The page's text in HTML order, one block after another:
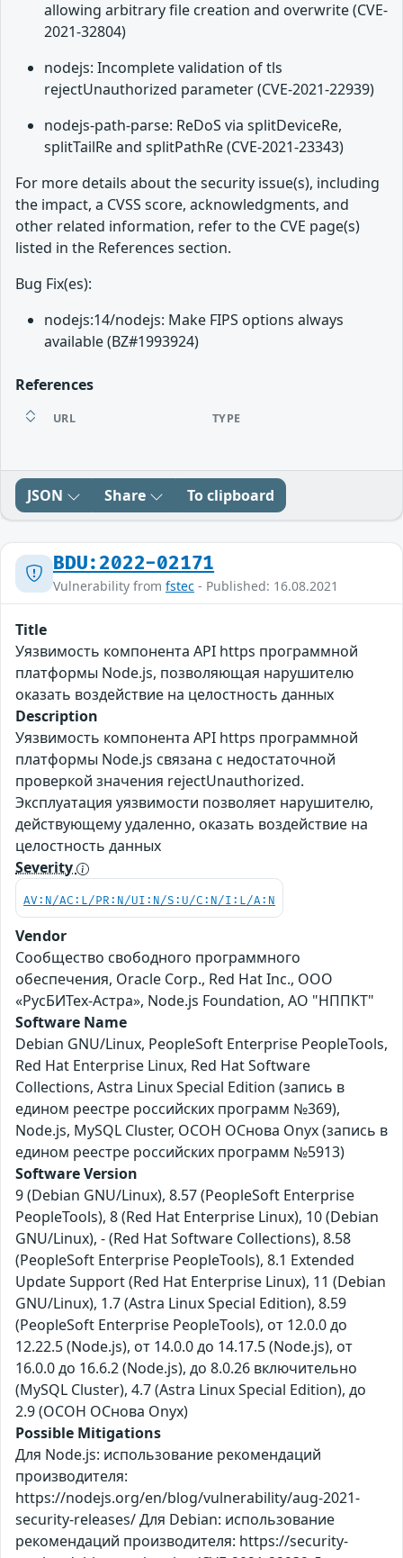
allowing arbitrary file creation and overwrite (CVE-
2021-32804)
nodejs: Incomplete validation of tls
rejectUnauthorized parameter (CVE-2021-22939)
nodejs-path-parse: ReDoS via splitDeviceRe,
splitTailRe and splitPathRe (CVE-2021-23343)
For more details about the security issue(s), including
the impact, a CVSS score, acknowledgments, and
other related information, refer to the CVE page(s)
listed in the References section.
Bug Fix(es):
nodejs:14/nodejs: Make FIPS options always
available (BZ#1993924)
References
URL TYPE
JSON Share To clipboard
BDU:2022-02171
Vulnerability from fstec - Published: 16.08.2021
Title
Уязвимость компонента API https программной
платформы Node.js, позволяющая нарушителю
оказать воздействие на целостность данных
Description
Уязвимость компонента API https программной
платформы Node.js связана с недостаточной
проверкой значения rejectUnauthorized.
Эксплуатация уязвимости позволяет нарушителю,
действующему удаленно, оказать воздействие на
целостность данных
Severity
AV:N/AC:L/PR:N/UI:N/S:U/C:N/I:L/A:N
Vendor
Сообщество свободного программного
обеспечения, Oracle Corp., Red Hat Inc., ООО
«РусБИТех-Астра», Node.js Foundation, АО "НППКТ"
Software Name
Debian GNU/Linux, PeopleSoft Enterprise PeopleTools,
Red Hat Enterprise Linux, Red Hat Software
Collections, Astra Linux Special Edition (запись в
едином реестре российских программ №369),
Node.js, MySQL Cluster, ОСОН ОСнова Оnyx (запись в
едином реестре российских программ №5913)
Software Version
9 (Debian GNU/Linux), 8.57 (PeopleSoft Enterprise
PeopleTools), 8 (Red Hat Enterprise Linux), 10 (Debian
GNU/Linux), - (Red Hat Software Collections), 8.58
(PeopleSoft Enterprise PeopleTools), 8.1 Extended
Update Support (Red Hat Enterprise Linux), 11 (Debian
GNU/Linux), 1.7 (Astra Linux Special Edition), 8.59
(PeopleSoft Enterprise PeopleTools), от 12.0.0 до
12.22.5 (Node.js), от 14.0.0 до 14.17.5 (Node.js), от
16.0.0 до 16.6.2 (Node.js), до 8.0.26 включительно
(MySQL Cluster), 4.7 (Astra Linux Special Edition), до
2.9 (ОСОН ОСнова Оnyx)
Possible Mitigations
Для Node.js: использование рекомендаций
производителя:
https://nodejs.org/en/blog/vulnerability/aug-2021-
security-releases/ Для Debian: использование
рекомендаций производителя: https://security-